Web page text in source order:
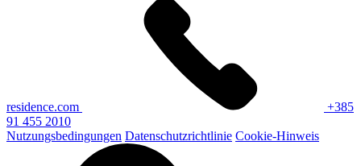
residence.com
+385
91 455 2010
Nutzungsbedingungen Datenschutzrichtlinie Cookie-Hinweis